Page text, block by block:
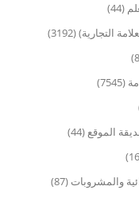
(44)
التجارية) (3192)
الموقع (44)
والمشروبات (87)